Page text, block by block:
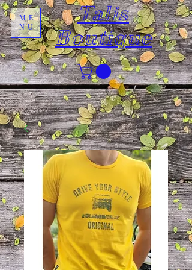
Talis
Boutique
ME
NU